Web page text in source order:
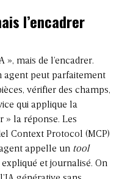
l’encadrer
», mais de l’encadrer.
agent peut parfaitement
vérifier des champs,
qui applique la
» la réponse. Les
Context Protocol (MCP)
appelle un tool
et journalisé. On